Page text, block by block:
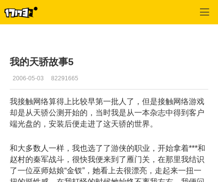
我的天骄故事5
2006-05-03 82291665
我接触网络算得上比较早第一批人了，但是接触网络游戏
却是从天骄公测开始的，当时我是从一本杂志中得到客户
端光盘的，安装后便走进了这天骄的世界。
和大多数人一样，我也选了了游侠的职业，开始拿着***和
赵村的秦军战斗，很快我便来到了雁门关，在那里我结识
了一位巫师姑娘“金钗”，她看上去很漂亮，走起来一扭一